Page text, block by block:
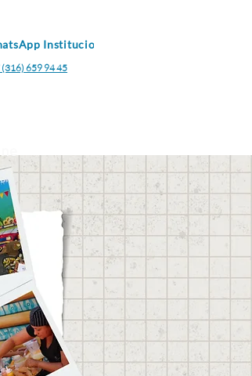
Institucional
659 94 45